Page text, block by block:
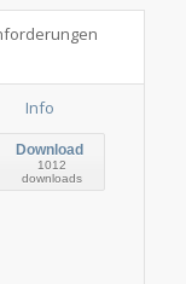
Info
Download
1012
downloads